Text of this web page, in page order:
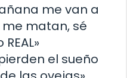
me van a
matan, sé
el sueño